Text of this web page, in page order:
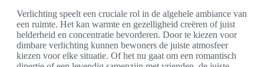
Verlichting speelt een cruciale rol in de algehele ambiance van
een ruimte. Het kan warmte en gezelligheid creëren of juist
helderheid en concentratie bevorderen. Door te kiezen voor
dimbare verlichting kunnen bewoners de juiste atmosfeer
kiezen voor elke situatie. Of het nu gaat om een romantisch